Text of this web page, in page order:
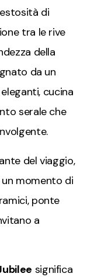
di
tra le rive
della
da un
cucina
serale che
del viaggio,
momento di
ponte
a
significa